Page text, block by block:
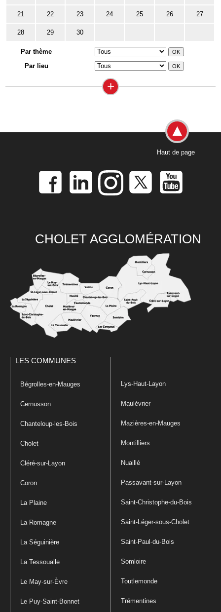
21 22 23 24 25 26 27
28 29 30
Par thème
Par lieu
+
Haut de page
CHOLET AGGLOMÉRATION
LES COMMUNES
Bégrolles-en-Mauges
Cernusson
Chanteloup-les-Bois
Cholet
Cléré-sur-Layon
Coron
La Plaine
La Romagne
La Séguinière
La Tessoualle
Le May-sur-Èvre
Le Puy-Saint-Bonnet
Lys-Haut-Layon
Maulévrier
Mazières-en-Mauges
Montilliers
Nuaillé
Passavant-sur-Layon
Saint-Christophe-du-Bois
Saint-Léger-sous-Cholet
Saint-Paul-du-Bois
Somloire
Toutlemonde
Trémentines